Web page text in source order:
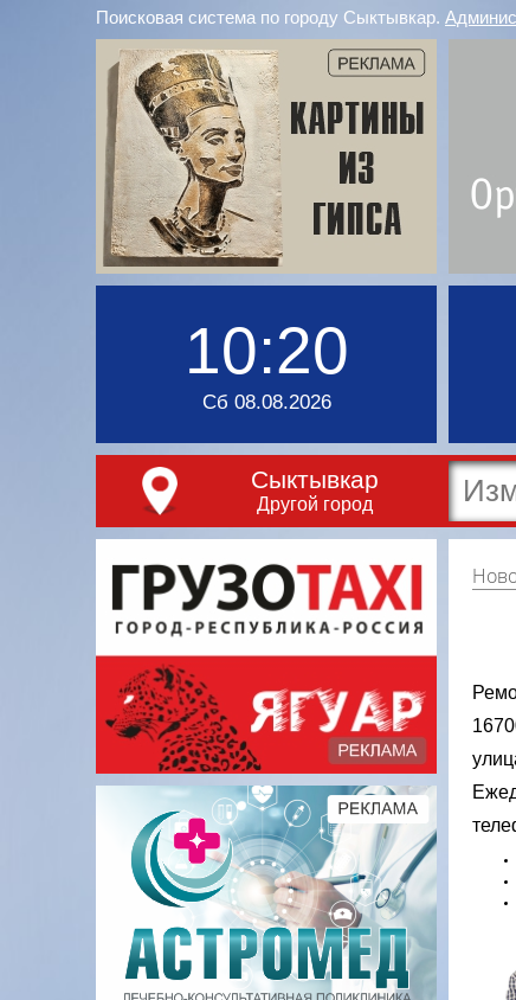
Поисковая система по городу Сыктывкар.
10:20
Сб 08.08.2026
Сыктывкар
Другой город